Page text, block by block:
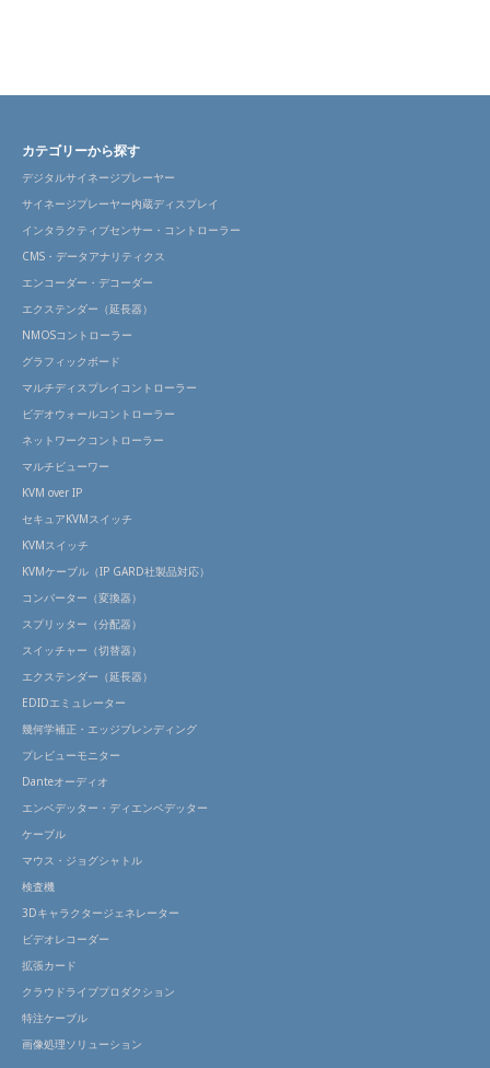
カテゴリーから探す
デジタルサイネージプレーヤー
サイネージプレーヤー内蔵ディスプレイ
インタラクティブセンサー・コントローラー
CMS・データアナリティクス
エンコーダー・デコーダー
エクステンダー（延長器）
NMOSコントローラー
グラフィックボード
マルチディスプレイコントローラー
ビデオウォールコントローラー
ネットワークコントローラー
マルチビューワー
KVM over IP
セキュアKVMスイッチ
KVMスイッチ
KVMケーブル（IP GARD社製品対応）
コンバーター（変換器）
スプリッター（分配器）
スイッチャー（切替器）
エクステンダー（延長器）
EDIDエミュレーター
幾何学補正・エッジブレンディング
プレビューモニター
Danteオーディオ
エンベデッター・ディエンベデッター
ケーブル
マウス・ジョグシャトル
検査機
3Dキャラクタージェネレーター
ビデオレコーダー
拡張カード
クラウドライブプロダクション
特注ケーブル
画像処理ソリューション